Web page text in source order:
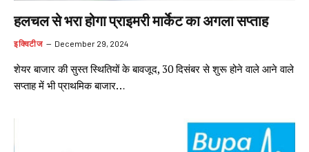
हलचल से भरा होगा प्राइमरी मार्केट का अगला सप्ताह
इक्विटीज December 29, 2024
शेयर बाजार की सुस्त स्थितियों के बावजूद, 30 दिसंबर से शुरू होने वाले आने वाले
सप्ताह में भी प्राथमिक बाजार…